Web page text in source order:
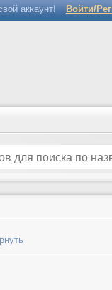
аккаунт! Войти/